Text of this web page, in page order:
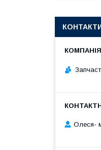
Олеся-